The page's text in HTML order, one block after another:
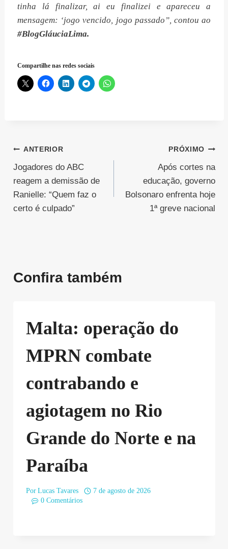
tinha lá finalizar, ai eu finalizei e apareceu a
mensagem: ‘jogo vencido, jogo passado”, contou ao
#BlogGláuciaLima.
Compartilhe nas redes sociais
Navegação
de
Post
ANTERIOR
Jogadores do ABC
reagem a demissão de
Ranielle: “Quem faz o
certo é culpado”
PRÓXIMO
Após cortes na
educação, governo
Bolsonaro enfrenta hoje
1ª greve nacional
Confira também
Malta: operação do
MPRN combate
contrabando e
agiotagem no Rio
Grande do Norte e na
Paraíba
Por Lucas Tavares
7 de agosto de 2026
0 Comentários